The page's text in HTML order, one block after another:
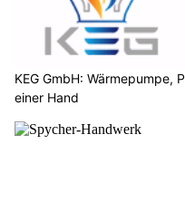
KEG GmbH: Wärmepumpe,
einer Hand